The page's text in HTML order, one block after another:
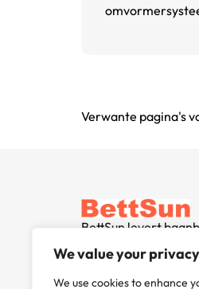
We value your privacy
We use cookies to enhance
Verwante pagina's
BettSun levert
de energie-
Toegewijd aan